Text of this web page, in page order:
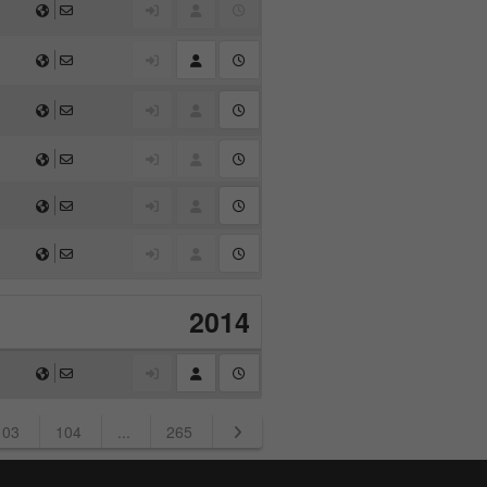
2014
104 ... 265